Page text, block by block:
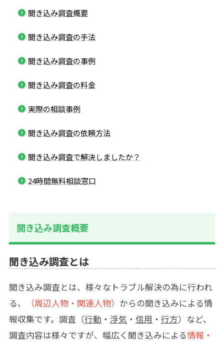
聞き込み調査概要
聞き込み調査の手法
聞き込み調査の事例
聞き込み調査の料金
実際の相談事例
聞き込み調査の依頼方法
聞き込み調査で解決しましたか？
24時間無料相談窓口
聞き込み調査概要
聞き込み調査とは
聞き込み調査とは、様々なトラブル解決の為に行われ
る、
（周辺人物・関連人物） からの聞き込みによる情
報収集です。調査（行動 ・ 浮気 ・ 信用 ・ 行方）など、
調査内容は様々ですが、幅広く聞き込みによる情報・